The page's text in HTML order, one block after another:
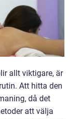
allt viktigare, är
Att hitta den
då det
att välja